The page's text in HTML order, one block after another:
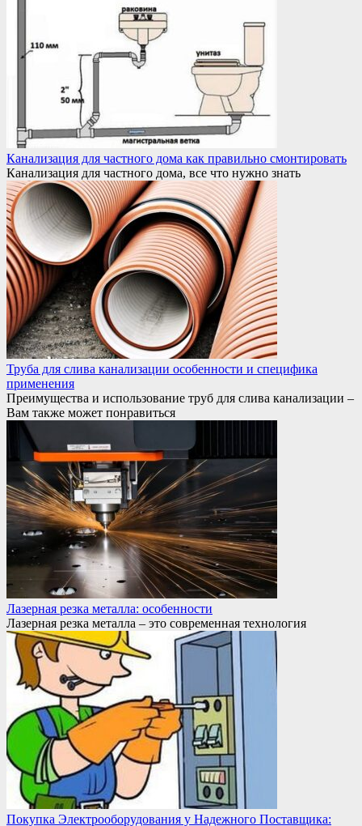
Канализация для частного дома как правильно смонтировать
Канализация для частного дома, все что нужно знать
Труба для слива канализации особенности и специфика
применения
Преимущества и использование труб для слива канализации –
Вам также может понравиться
Лазерная резка металла: особенности
Лазерная резка металла – это современная технология
Покупка Электрооборудования у Надежного Поставщика: